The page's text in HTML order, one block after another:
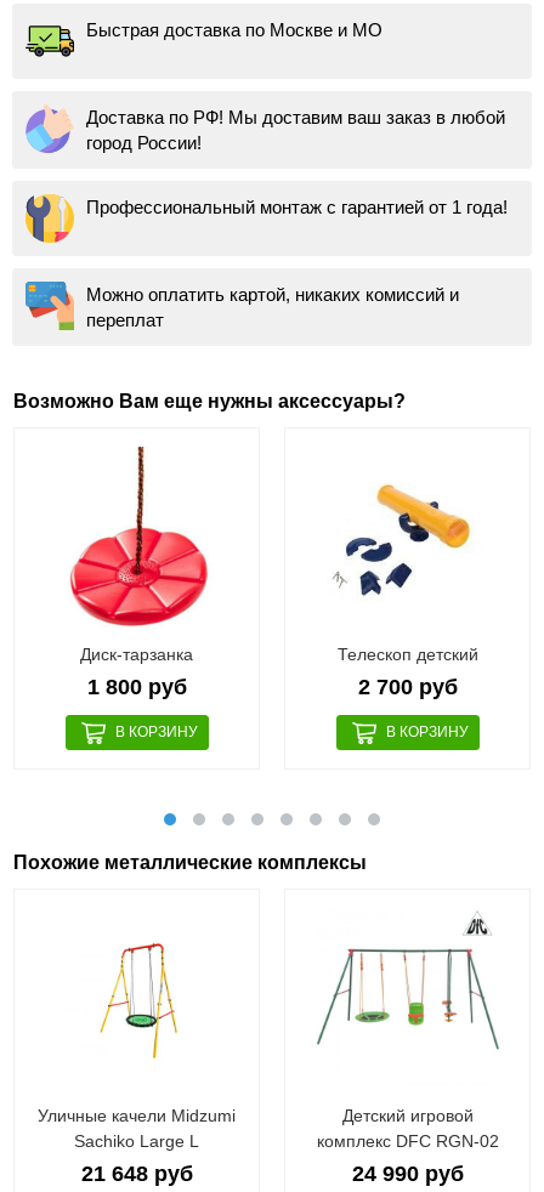
Быстрая доставка по Москве и МО
Доставка по РФ! Мы доставим ваш заказ в любой
город России!
Профессиональный монтаж с гарантией от 1 года!
Можно оплатить картой, никаких комиссий и
переплат
Возможно Вам еще нужны аксессуары?
Диск-тарзанка
1 800 руб
Телескоп детский
2 700 руб
Похожие металлические комплексы
Уличные качели Midzumi
Sachiko Large L
21 648 руб
Детский игровой
комплекс DFC RGN-02
24 990 руб